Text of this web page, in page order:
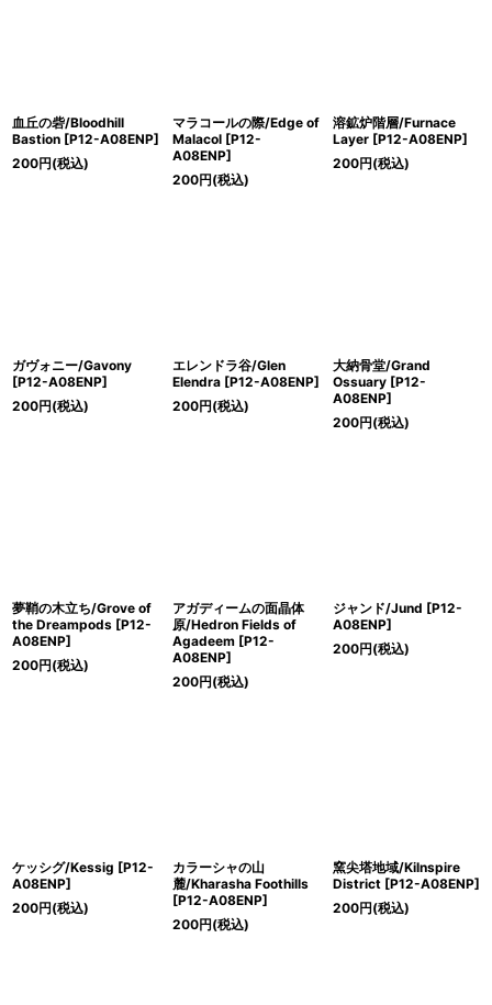
血丘の砦/Bloodhill
Bastion [P12-A08ENP]
200円(税込)
マラコールの際/Edge of
Malacol [P12-
A08ENP]
200円(税込)
溶鉱炉階層/Furnace
Layer [P12-A08ENP]
200円(税込)
ガヴォニー/Gavony
[P12-A08ENP]
200円(税込)
エレンドラ谷/Glen
Elendra [P12-A08ENP]
200円(税込)
大納骨堂/Grand
Ossuary [P12-
A08ENP]
200円(税込)
夢鞘の木立ち/Grove of
the Dreampods [P12-
A08ENP]
200円(税込)
アガディームの面晶体
原/Hedron Fields of
Agadeem [P12-
A08ENP]
200円(税込)
ジャンド/Jund [P12-
A08ENP]
200円(税込)
ケッシグ/Kessig [P12-
A08ENP]
200円(税込)
カラーシャの山
麓/Kharasha Foothills
[P12-A08ENP]
200円(税込)
窯尖塔地域/Kilnspire
District [P12-A08ENP]
200円(税込)